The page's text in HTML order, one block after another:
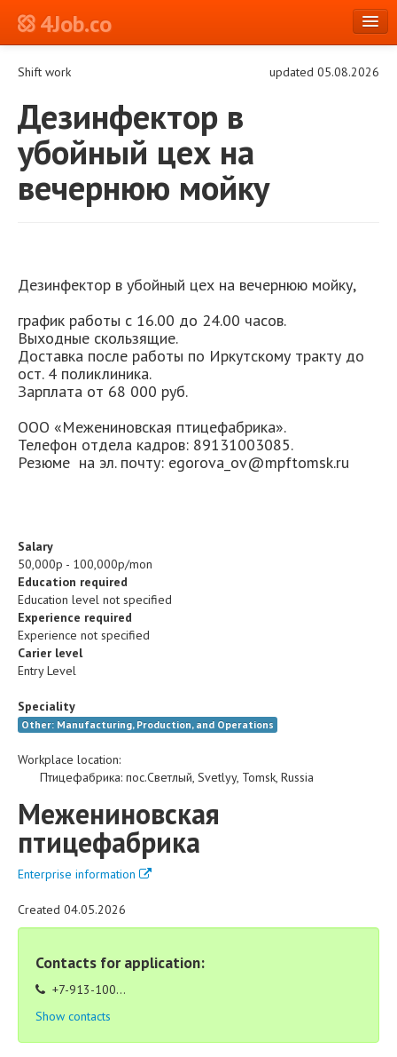
4Job.co
Shift work updated 05.08.2026
Дезинфектор в
убойный цех на
вечернюю мойку
Дезинфектор в убойный цех на вечернюю мойку,
график работы с 16.00 до 24.00 часов.
Выходные скользящие.
Доставка после работы по Иркутскому тракту до
ост. 4 поликлиника.
Зарплата от 68 000 руб.
ООО «Межениновская птицефабрика».
Телефон отдела кадров: 89131003085.
Резюме на эл. почту: egorova_ov@mpftomsk.ru
Salary
50,000р - 100,000р/mon
Education required
Education level not specified
Experience required
Experience not specified
Carier level
Entry Level
Speciality
Other: Manufacturing, Production, and Operations
Workplace location:
Птицефабрика: пос.Светлый, Svetlyy, Tomsk, Russia
Межениновская
птицефабрика
Enterprise information
Created 04.05.2026
Contacts for application:
+7-913-100...
Show contacts